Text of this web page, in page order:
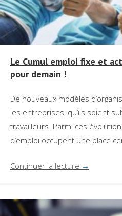
Le Cumul emploi fixe et
pour demain !
De nouveaux modèles
les entreprises, qu’ils soient
travailleurs. Parmi ces
d’emploi occupent une place
Continuer la lecture →